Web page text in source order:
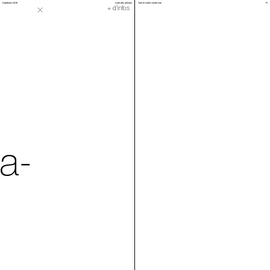
Diplômes 2019 Liste des artistes Tuer le soleil contre moi Fr
+ d'infos